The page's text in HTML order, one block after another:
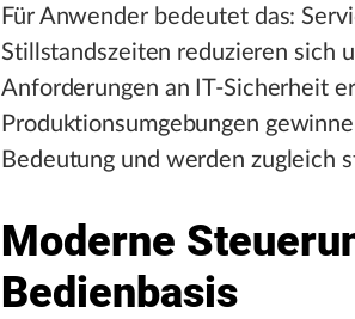
Für Anwender bedeutet das:
Stillstandszeiten reduzieren sich
Anforderungen an IT-Sicherheit
Produktionsumgebungen
Bedeutung und werden zugleich
Moderne
Bedienbasis